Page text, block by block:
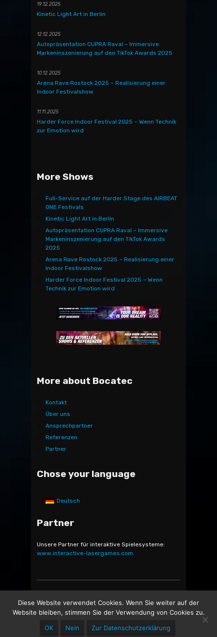
19.12.2025
Kinetic Light Art in Berlin
12.12.2025
Autopräsentation CUPRA Raval – Immersive
Markeninszenierung auf den TikTok Awards 2025
10.12.2025
Arena Rave Rostock 2025 – Realisierung einer
Indoor Festivalshow
11.11.2025
Harder Force Indoor Festival 2025 – Wenn Technik
zur Emotion wird
More Shows
Full-Service auf der Harder Stage des AIRBEAT
ONE Festivals
Kinetic Light Art in Berlin
Autopräsentation CUPRA Raval – Immersive
Markeninszenierung auf den TikTok Awards
2025
Arena Rave Rostock 2025 – Realisierung einer
Indoor Festivalshow
Harder Force Indoor Festival 2025 – Wenn
Technik zur Emotion wird
More about Bocatec
Kontakt
Über uns
Ansprechpartner
Referenzen
Partner
Chose your language
Deutsch
Partner
Unsere Partner für interaktive Spielesysteme:
www.interactive-lasergames.com
21244 Buchholz in der Nordheide -
Diese Website verwendet Cookies. Wenn Sie weiter auf der
Website bleiben, stimmen Sie der Verwendung von Cookies zu.
OK
Nein Zur Datenschutzerklärung